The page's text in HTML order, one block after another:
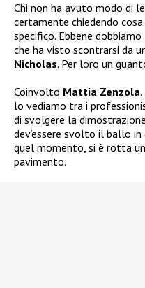
Chi non ha avuto modo di
certamente chiedendo cosa
specifico. Ebbene
che ha visto scontrarsi da
Nicholas. Per loro un
Coinvolto Mattia Zenzola
lo vediamo tra i
di svolgere la
dev’essere svolto il ballo
quel momento, si è rotta
pavimento.